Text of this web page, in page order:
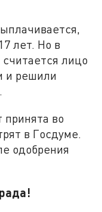
лет. Но в
лицо
и решили
принята во
в Госдуме.
одобрения